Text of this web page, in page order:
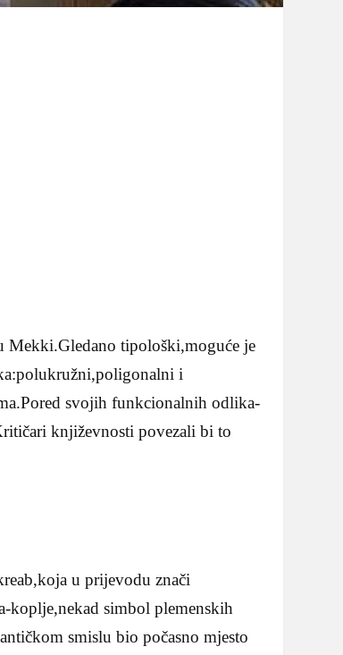
Mekki.Gledano tipološki,moguće je
i
svojih funkcionalnih odlika-
književnosti povezali bi to
u prijevodu znači
koplje,nekad simbol plemenskih
smislu bio počasno mjesto